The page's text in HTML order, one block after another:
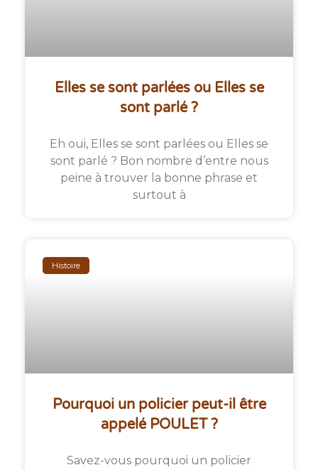
Elles se sont parlées ou Elles se
sont parlé ?
Eh oui, Elles se sont parlées ou Elles se
sont parlé ? Bon nombre d’entre nous
peine à trouver la bonne phrase et
surtout à
Histoire
Pourquoi un policier peut-il être
appelé POULET ?
Savez-vous pourquoi un policier